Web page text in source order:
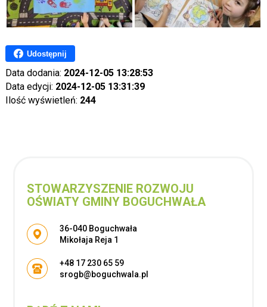
Udostępnij
Data dodania: 2024-12-05 13:28:53
Data edycji: 2024-12-05 13:31:39
Ilość wyświetleń: 244
STOWARZYSZENIE ROZWOJU
OŚWIATY GMINY BOGUCHWAŁA
Adres pocztowy:
36-040 Boguchwała
Mikołaja Reja 1
+48 17 230 65 59
srogb@boguchwala.pl